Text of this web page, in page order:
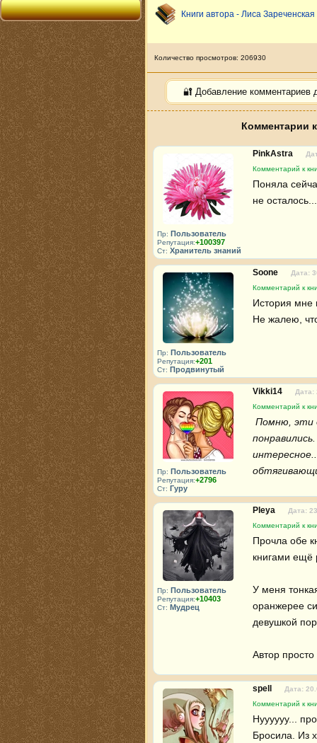
Книги автора - Лиса Зареченская
Количество просмотров: 206930
🔐 Добавление комментариев
Комментарии
Пр: Пользователь
Репутация:+100397
Ст: Хранитель знаний
PinkAstra
Комментарий к
Поняла
не осталось...
Пр: Пользователь
Репутация:+201
Ст: Продвинутый
Soone
Дата:
Комментарий к
История мне
Не жалею,
Пр: Пользователь
Репутация:+2796
Ст: Гуру
Vikki14
Дата:
Комментарий к
Пр: Пользователь
Репутация:+10403
Ст: Мудрец
Pleya
Дата:
Комментарий к
Прочла обе
книгами ещё
У меня
оранжерее
девушкой
Автор просто
spell
Дата:
Комментарий к
Нуууууу...
Бросила. Из